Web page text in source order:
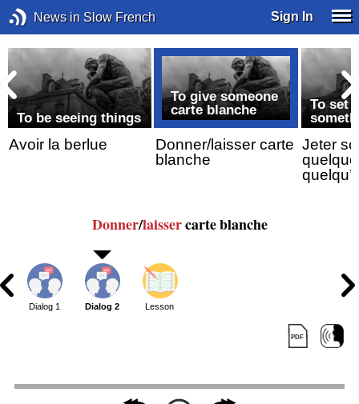
News in Slow French Sign In
To be seeing things
Avoir la berlue
To give someone
carte blanche
Donner/laisser carte
blanche
To set
Jeter
Donner/laissercarte blanche
Dialog 1 Dialog 2 Lesson